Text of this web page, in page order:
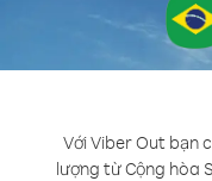
Với Viber Out bạn
lượng từ Cộng hòa